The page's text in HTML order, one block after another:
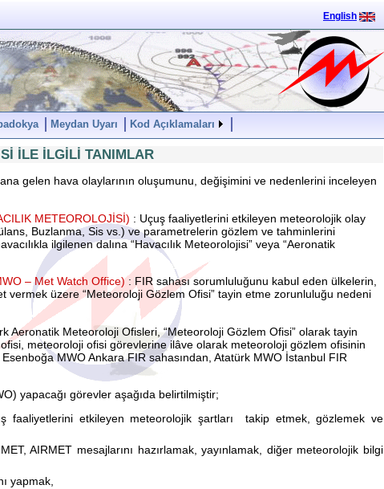
English
Meydan Uyarı Kod Açıklamaları
İLE İLGİLİ TANIMLAR
gelen hava olaylarının oluşumunu, değişimini ve nedenlerini inceleyen
METEOROLOJİSİ) : Uçuş faaliyetlerini etkileyen meteorolojik olay
Buzlanma, Sis vs.) ve parametrelerin gözlem ve tahminlerini
ilgilenen dalına “Havacılık Meteorolojisi” veya “Aeronatik
– Met Watch Office): FIR sahası sorumluluğunu kabul eden ülkelerin,
vermek üzere “Meteoroloji Gözlem Ofisi” tayin etme zorunluluğu nedeni
Aeronatik Meteoroloji Ofisleri, “Meteoroloji Gözlem Ofisi” olarak tayin
meteoroloji ofisi görevlerine ilâve olarak meteoroloji gözlem ofisinin
MWO Ankara FIR sahasından, Atatürk MWO İstanbul FIR
yapacağı görevler aşağıda belirtilmiştir;
faaliyetlerini etkileyen meteorolojik şartları takip etmek, gözlemek ve
AIRMET mesajlarını hazırlamak, yayınlamak, diğer meteorolojik bilgi
yapmak,